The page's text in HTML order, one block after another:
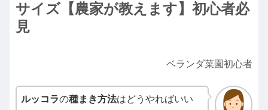
サイズ【農家が教えます】初心者必
見
ベランダ菜園初心者
ルッコラの種まき方法はどうやればいい